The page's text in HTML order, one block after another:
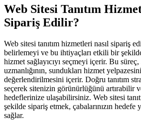
Web Sitesi Tanıtım
Sipariş Edilir?
Web sitesi tanıtım hizmetleri nasıl sipariş
belirlemeyi ve bu ihtiyaçları etkili bir
hizmet sağlayıcıyı seçmeyi içerir. Bu süreç,
uzmanlığının, sundukları hizmet
değerlendirilmesini içerir. Doğru tanıtım
seçerek sitenizin görünürlüğünü artırabilir
hedeflerinize ulaşabilirsiniz. Web sitesi
şekilde sipariş etmek, çabalarınızın hedefe
sağlar.